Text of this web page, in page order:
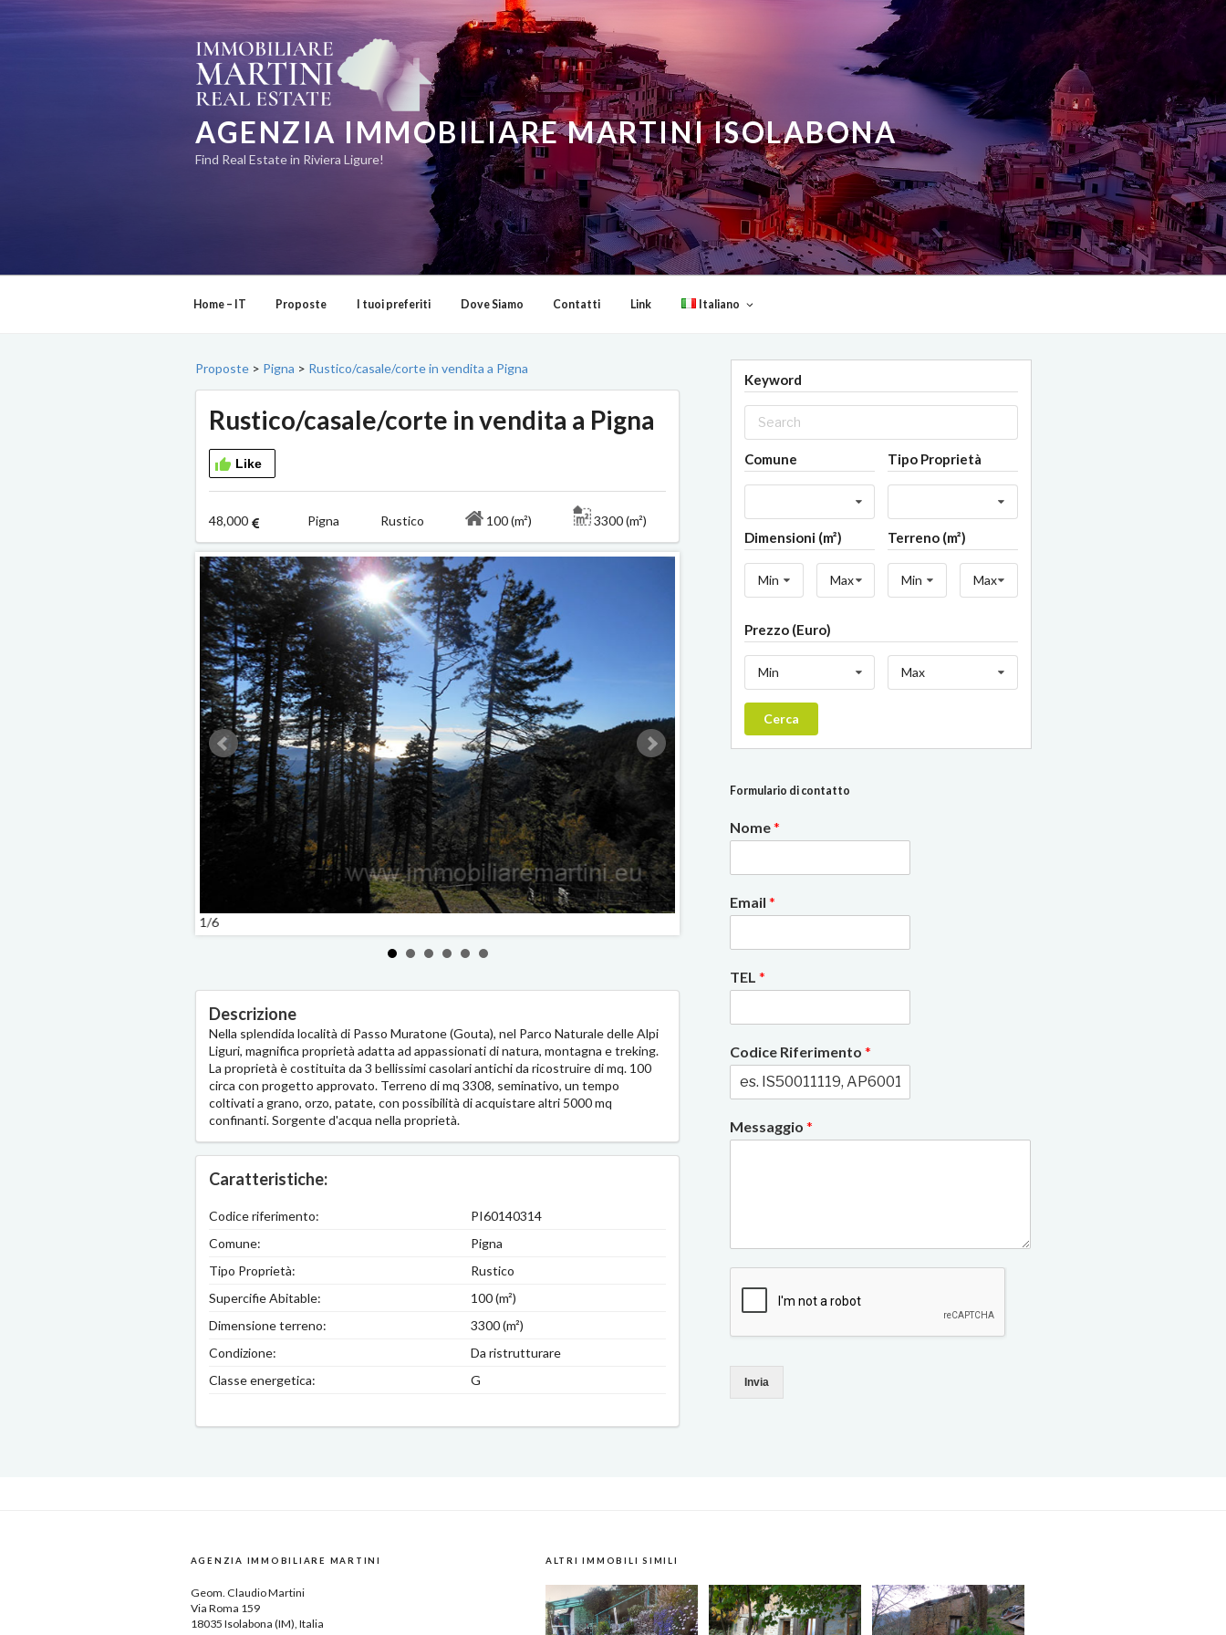
AGENZIA IMMOBILIARE MARTINI ISOLABONA
Find Real Estate in Riviera Ligure!
Home – IT Proposte I tuoi preferiti Dove Siamo Contatti Link Italiano
Proposte > Pigna > Rustico/casale/corte in vendita a Pigna
Rustico/casale/corte in vendita a Pigna
Like
48,000 Pigna Rustico 100 (m²) 3300 (m²)
1/6
Descrizione
Nella splendida località di Passo Muratone (Gouta), nel Parco Naturale delle Alpi
Liguri, magnifica proprietà adatta ad appassionati di natura, montagna e treking.
La proprietà è costituita da 3 bellissimi casolari antichi da ricostruire di mq. 100
circa con progetto approvato. Terreno di mq 3308, seminativo, un tempo
coltivati a grano, orzo, patate, con possibilità di acquistare altri 5000 mq
confinanti. Sorgente d'acqua nella proprietà.
Caratteristiche:
Codice riferimento:
PI60140314
Comune:
Pigna
Tipo Proprietà:
Rustico
Supercifie Abitable:
100 (m²)
Dimensione terreno:
3300 (m²)
Condizione:
Da ristrutturare
Classe energetica:
G
Keyword
Comune Tipo Proprietà
Dimensioni (m²)
Min Max
Terreno (m²)
Min Max
Prezzo (Euro)
Min Max
Cerca
Formulario di contatto
Nome*
Email*
TEL*
Codice Riferimento*
Messaggio*
Invia
AGENZIA IMMOBILIARE MARTINI
Geom. Claudio Martini
Via Roma 159
18035 Isolabona (IM), Italia
ALTRI IMMOBILI SIMILI